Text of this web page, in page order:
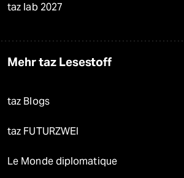
taz lab 2027
Mehr taz Lesestoff
taz Blogs
taz FUTURZWEI
Le Monde diplomatique